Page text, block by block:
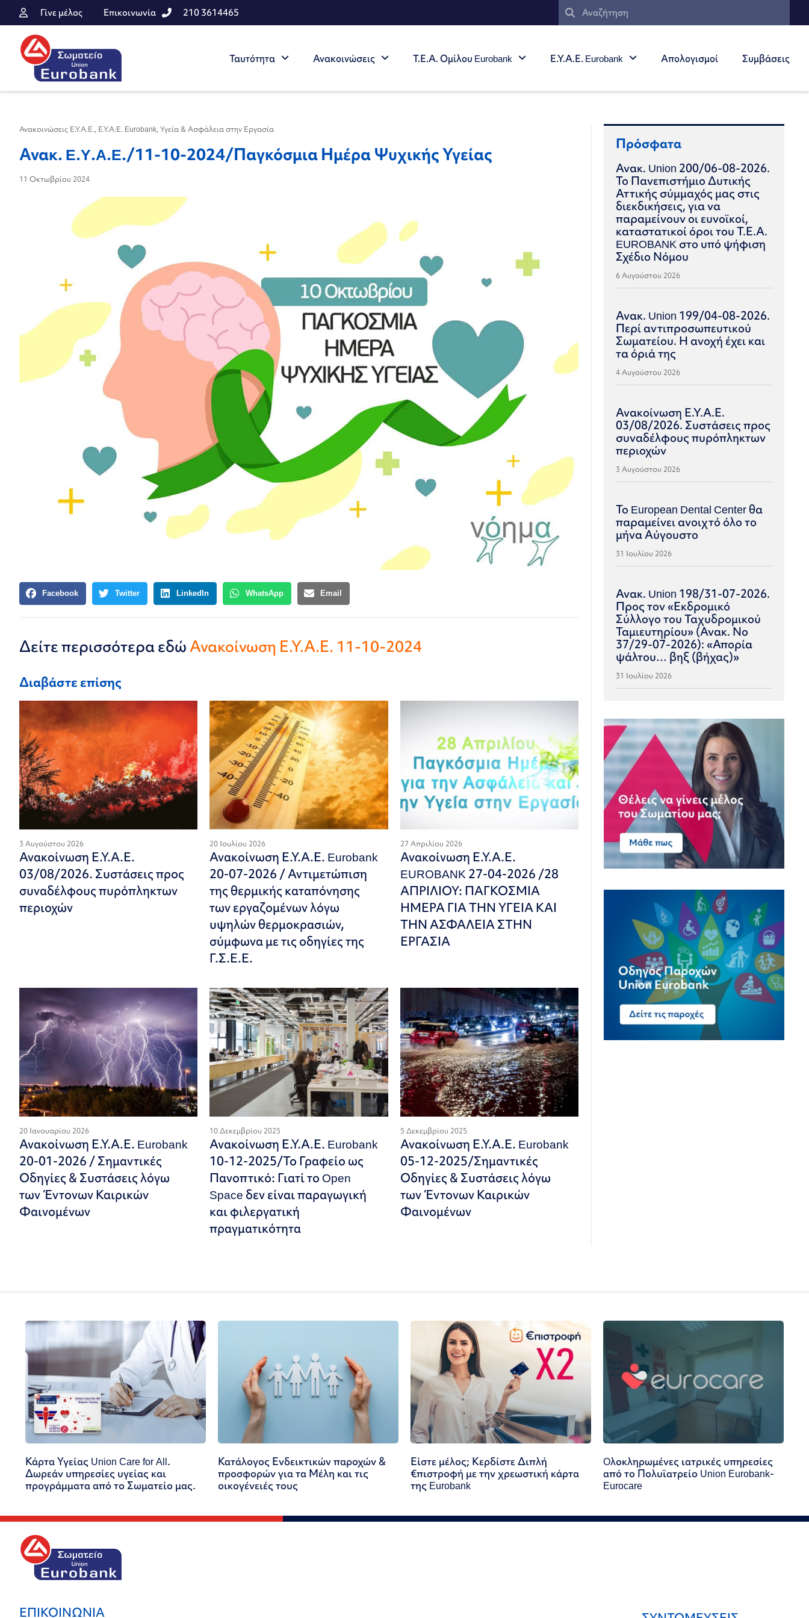
Γίνε μέλος Επικοινωνία 210 3614465
Ταυτότητα Ανακοινώσεις Τ.Ε.Α. Ομίλου Eurobank Ε.Υ.Α.Ε. Eurobank Απολογισμοί Συμβάσεις
Ανακοινώσεις Ε.Υ.Α.Ε., Ε.Υ.Α.Ε. Eurobank, Υγεία & Ασφάλεια στην Εργασία
Ανακ. E.Y.A.E./11-10-2024/Παγκόσμια Ημέρα Ψυχικής Υγείας
11 Οκτωβρίου 2024
Facebook Twitter LinkedIn WhatsApp Email
Δείτε περισσότερα εδώΑνακοίνωση Ε.Υ.Α.Ε. 11-10-2024
Διαβάστε επίσης
3 Αυγούστου 2026
Ανακοίνωση Ε.Υ.Α.Ε.
03/08/2026. Συστάσεις προς
συναδέλφους πυρόπληκτων
περιοχών
20 Ιουλίου 2026
Ανακοίνωση Ε.Υ.Α.Ε. Eurobank
20-07-2026 / Αντιμετώπιση
της θερμικής καταπόνησης
των εργαζομένων λόγω
υψηλών θερμοκρασιών,
σύμφωνα με τις οδηγίες της
Γ.Σ.Ε.Ε.
27 Απριλίου 2026
Ανακοίνωση Ε.Υ.Α.Ε.
EUROBANK 27-04-2026 /28
ΑΠΡΙΛΙΟΥ: ΠΑΓΚΟΣΜΙΑ
ΗΜΕΡΑ ΓΙΑ ΤΗΝ ΥΓΕΙΑ ΚΑΙ
ΤΗΝ ΑΣΦΑΛΕΙΑ ΣΤΗΝ
ΕΡΓΑΣΙΑ
20 Ιανουαρίου 2026
Ανακοίνωση Ε.Υ.Α.Ε. Eurobank
20-01-2026 / Σημαντικές
Οδηγίες & Συστάσεις λόγω
των Έντονων Καιρικών
Φαινομένων
10 Δεκεμβρίου 2025
Ανακοίνωση Ε.Υ.Α.Ε. Eurobank
10-12-2025/Το Γραφείο ως
Πανοπτικό: Γιατί το Open
Space δεν είναι παραγωγική
και φιλεργατική
πραγματικότητα
5 Δεκεμβρίου 2025
Ανακοίνωση Ε.Υ.Α.Ε. Eurobank
05-12-2025/Σημαντικές
Οδηγίες & Συστάσεις λόγω
των Έντονων Καιρικών
Φαινομένων
Πρόσφατα
Ανακ. Union 200/06-08-2026.
Το Πανεπιστήμιο Δυτικής
Αττικής σύμμαχός μας στις
διεκδικήσεις, για να
παραμείνουν οι ευνοϊκοί,
καταστατικοί όροι του Τ.Ε.Α.
EUROBANK στο υπό ψήφιση
Σχέδιο Νόμου
6 Αυγούστου 2026
Ανακ. Union 199/04-08-2026.
Περί αντιπροσωπευτικού
Σωματείου. Η ανοχή έχει και
τα όριά της
4 Αυγούστου 2026
Ανακοίνωση Ε.Υ.Α.Ε.
03/08/2026. Συστάσεις προς
συναδέλφους πυρόπληκτων
περιοχών
3 Αυγούστου 2026
Το European Dental Center θα
παραμείνει ανοιχτό όλο το
μήνα Αύγουστο
31 Ιουλίου 2026
Ανακ. Union 198/31-07-2026.
Προς τον «Εκδρομικό
Σύλλογο του Ταχυδρομικού
Ταμιευτηρίου» (Ανακ. Νο
37/29-07-2026): «Απορία
ψάλτου… βηξ (βήχας)»
31 Ιουλίου 2026
Κάρτα Υγείας Union Care for All.
Δωρεάν υπηρεσίες υγείας και
προγράμματα από το Σωματείο μας.
Κατάλογος Ενδεικτικών παροχών &
προσφορών για τα Μέλη και τις
οικογένειές τους
Είστε μέλος; Κερδίστε Διπλή
€πιστροφή με την χρεωστική κάρτα
της Eurobank
Oλοκληρωμένες ιατρικές υπηρεσίες
από το Πολυϊατρείο Union Eurobank-
Eurocare
ΕΠΙΚΟΙΝΩΝΙΑ